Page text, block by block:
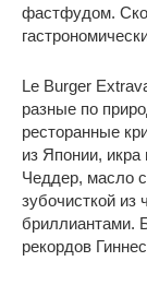
фастфудом.
Le Burger
разные по
ресторанные
из Японии,
Чеддер, масло
зубочисткой из
бриллиантами.
рекордов